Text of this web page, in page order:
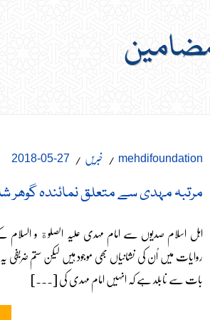
مضامین
mehdifoundation خبریں 27-05-2018
مرتبہ مہدی سے متعلق نمائندہ گوھر
اہل اسلام صدیوں سے امام مہدی علیہ الصلوة و السلام
روایات میں اُن کی نشانیاں بھی موجود ہیں لیکن ستم
بات سے نابلد ہے کہ انہیں امام مہدی کی [...]